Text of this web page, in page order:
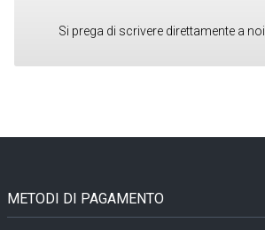
Si prega di scrivere direttamente a noi
METODI DI PAGAMENTO